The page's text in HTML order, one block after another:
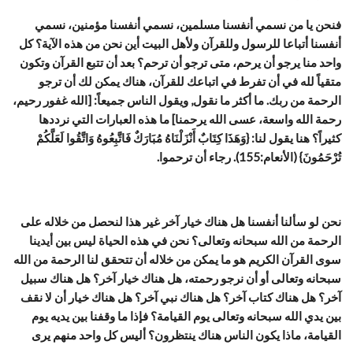
فنحن يا من نسمي أنفسنا مسلمين، نسمي أنفسنا مؤمنين، نسمي
أنفسنا أتباعا للرسول وللقرآن ولأهل البيت أين نحن من هذه الآية؟ كل
واحد منا يرجو أن يرحم، متى ترجو أن ترحم؟ بعد أن تتبع القرآن وتكون
متقياً لله في أن تفرط في اتباعك للقرآن، هناك يمكن لك أن ترجو
الرحمة من ربك. ما أكثر ما نقول, ويقول الناس جميعاً: [الله غفور رحيم،
رحمة الله واسعة، عسى الله يرحمنا] ما هذه العبارات التي نرددها
كثيراً؟ هنا يقول لنا: {وَهَذَا كِتَابٌ أَنْزَلْنَاهُ مُبَارَكٌ فَاتَّبِعُوهُ وَاتَّقُوا لَعَلَّكُمْ
تُرْحَمُونَ} (الأنعام:155). رجاء أن ترحموا.
نحن لو سألنا أنفسنا هل هناك خيار آخر غير هذا لنحصل من خلاله على
الرحمة من الله سبحانه وتعالى؟ نحن في هذه الحياة ليس بين أيدينا
سوى القرآن الكريم هو ما يمكن من خلاله أن تتحقق لنا الرحمة من الله
سبحانه وتعالى أو أن نرجو رحمته، هل هناك خيار آخر؟ هل هناك سبيل
آخر؟ هل هناك كتاب آخر؟ هل هناك نبي آخر؟ هل هناك خيار أن لا نقف
بين يدي الله سبحانه وتعالى يوم القيامة؟ فإذا ما وقفنا بين يديه يوم
القيامة، ماذا يكون الناس هناك ينتظرون؟ أليس كل واحد منهم يرى